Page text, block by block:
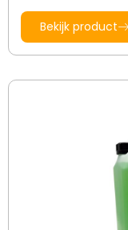
Bekijk product